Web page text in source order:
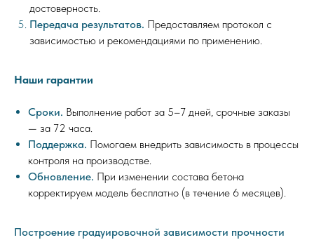
достоверность.
Передача результатов. Предоставляем протокол с
зависимостью и рекомендациями по применению.
Наши гарантии
Сроки. Выполнение работ за 5–7 дней, срочные заказы
— за 72 часа.
Поддержка. Помогаем внедрить зависимость в процессы
контроля на производстве.
Обновление. При изменении состава бетона
корректируем модель бесплатно (в течение 6 месяцев).
Построение градуировочной зависимости прочности